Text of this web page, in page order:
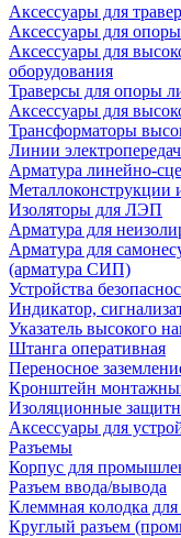
Аксессуары для
Аксессуары для
Аксессуары для
оборудования
Траверсы для опоры
Аксессуары для
Трансформаторы
Линии
Арматура линейно-
Изоляторы для ЛЭП
Арматура для
Арматура для
(арматура СИП)
Устройства
Индикатор,
Указатель высокого
Штанга оперативная
Переносное
Кронштейн
Изоляционные
Аксессуары для
Разъемы
Корпус для
Разъем ввода/вывода
Клеммная колодка
Круглый разъем